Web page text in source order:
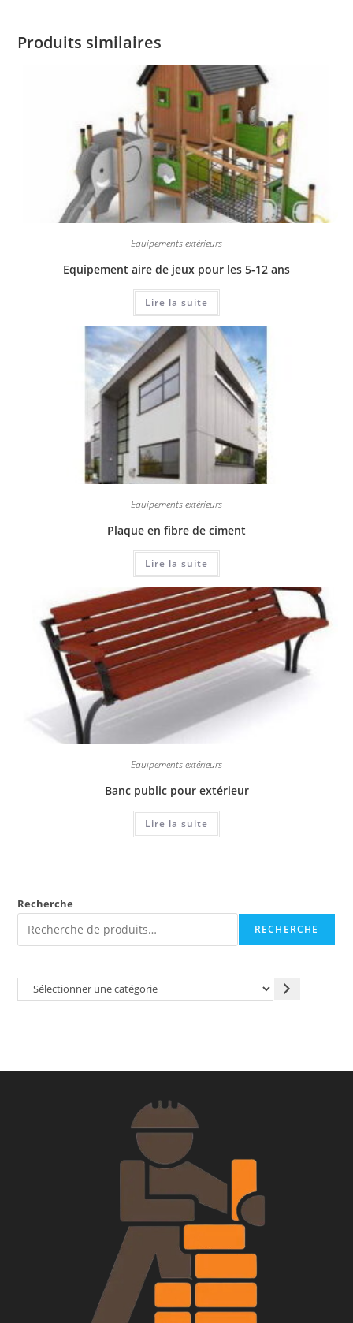
Produits similaires
Equipements extérieurs
Equipement aire de jeux pour les 5-12 ans
Lire la suite
Equipements extérieurs
Plaque en fibre de ciment
Lire la suite
Equipements extérieurs
Banc public pour extérieur
Lire la suite
Recherche
RECHERCHE